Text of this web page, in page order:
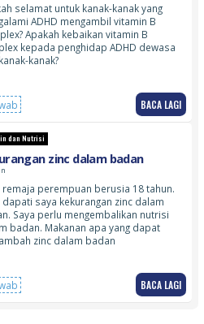
selamat untuk kanak-kanak yang
ADHD mengambil vitamin B
Apakah kebaikan vitamin B
kepada penghidap ADHD dewasa
kanak?
BACA LAGI
dan Nutrisi
zinc dalam badan
remaja perempuan berusia 18 tahun.
dapati saya kekurangan zinc dalam
Saya perlu mengembalikan nutrisi
badan. Makanan apa yang dapat
zinc dalam badan
BACA LAGI